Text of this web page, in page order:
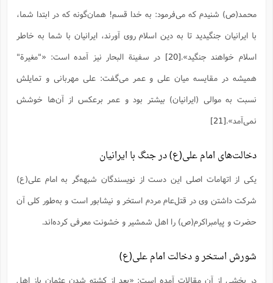
محمد(ص) شنیدم که می‌فرمود: به خدا قسم! همان‌گونه که در ابتدا شما،
با ایرانیان جنگیدید تا به دین اسلام روی آورند، ایرانیان با شما به خاطر
اسلام خواهند جنگید».[20]
در سفینة البحار نیز آمده است: «"مغیرة"
همیشه در مقایسه میان على و عمر مى‌گفت: على مهربانى و تمایلش
نسبت به موالى (ایرانیان) بیشتر بود و عمر برعکس از آن‌ها خوشش
نمى‌آمد».[21]
‌دخالت‌های امام علی(ع) در جنگ با ایرانیان
یکی از اتهامات اصلی این دست از نویسندگان شبهه‌گر به امام علی(ع)
شرکت داشتن وی در قتل‌عام مردم استخر و نیشابور است و به‌طور کلی آن
حضرت و پیامبراکرم(ص) را اهل شمشیر و خشونت معرفی کرده‌اند.
شورش استخر و دخالت امام علی(ع)
در بخشی از آن مقالات آمده است: «بعد از کشته شدن عثمان باز اهل